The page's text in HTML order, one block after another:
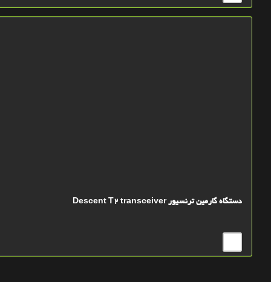
دستگاه گارمین ترنسیور Descent T2 transceiver